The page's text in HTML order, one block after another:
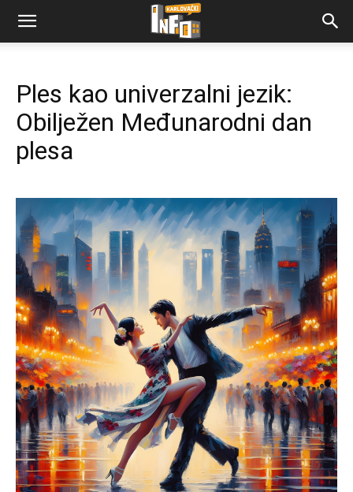
Ples kao univerzalni jezik:
Obilježen Međunarodni dan
plesa